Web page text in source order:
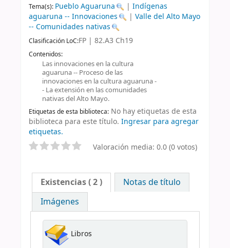
Tema(s): Pueblo Aguaruna |Indígenas
aguaruna -- Innovaciones
|Valle del Alto Mayo
-- Comunidades nativas
Clasificación LoC:FP | 82.A3 Ch19
Contenidos:
Las innovaciones en la cultura
aguaruna -- Proceso de las
innovaciones en la cultura aguaruna -
- La extensión en las comunidades
nativas del Alto Mayo.
Etiquetas de esta biblioteca: No hay etiquetas de esta
biblioteca para este título. Ingresar para agregar
etiquetas.
Valoración media: 0.0 (0 votos)
Existencias( 2 )
Notas de título
Imágenes
Libros